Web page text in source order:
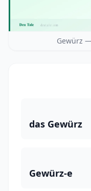
Gewürz
das Gewürz
Gewürz-e